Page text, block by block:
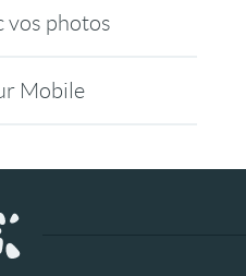
vos photos
Mobile